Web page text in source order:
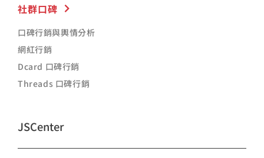
社群口碑
口碑行銷與輿情分析
網紅行銷
Dcard 口碑行銷
Threads 口碑行銷
JSCenter